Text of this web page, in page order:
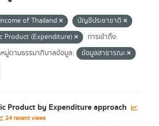
of Thailand
บัญชีประชาชาติ
Product (Expenditure)
การเข้าถึง:
มู่ตามธรรมาภิบาลข้อมูล:
ข้อมูลสาธารณะ
Product by Expenditure approach
24 recent views